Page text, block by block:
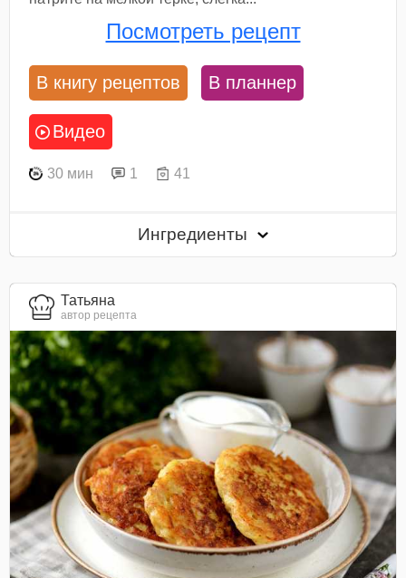
Посмотреть рецепт
В книгу рецептов В планнер
Видео
30 мин 1 41
Ингредиенты
Татьяна
автор рецепта